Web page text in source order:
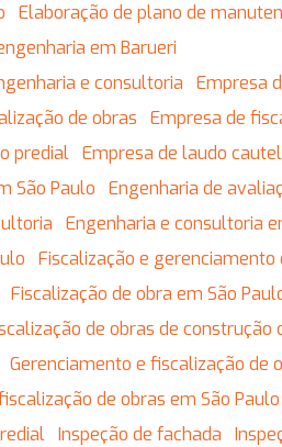
Elaboração de plano de
em Barueri
e consultoria
Empresa
de obras
Empresa de
predial
Empresa de laudo
São Paulo Engenharia de
Engenharia e consultoria
Fiscalização e gerenciamento
Fiscalização de obra em São
de obras de construção
Gerenciamento e fiscalização de
de obras em São Paulo
Inspeção de fachada